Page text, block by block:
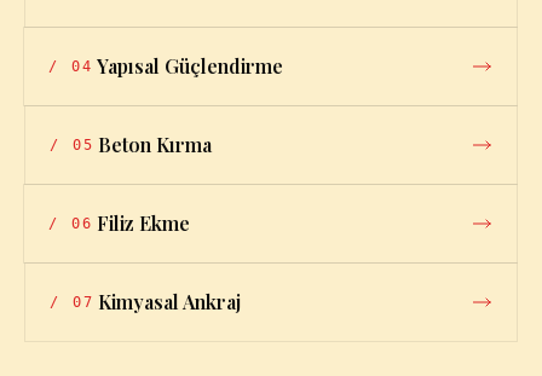
/ 04 Yapısal Güçlendirme
/ 05 Beton Kırma
/ 06 Filiz Ekme
/ 07 Kimyasal Ankraj